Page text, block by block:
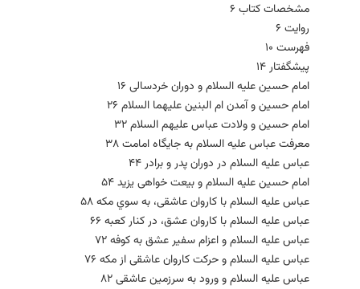
مشخصات کتاب 6
روایت 6
فهرست 10
پیشگفتار 14
امام حسین علیه السلام و دوران خردسالی 16
امام حسین و آمدن ام البنین علیهما السلام 26
امام حسین و ولادت عباس علیهم السلام 32
معرفت عباس علیه السلام به جایگاه امامت 38
عباس علیه السلام در دوران پدر و برادر 44
امام حسین علیه السلام و بیعت خواهی یزید 54
عباس علیه السلام با کاروان عاشقی، به سوي مکه 58
عباس علیه السلام با کاروان عشق، در کنار کعبه 66
عباس علیه السلام و اعزام سفیر عشق به کوفه 72
عباس علیه السلام و حرکت کاروان عاشقی از مکه 76
عباس علیه السلام و ورود به سرزمین عاشقی 82